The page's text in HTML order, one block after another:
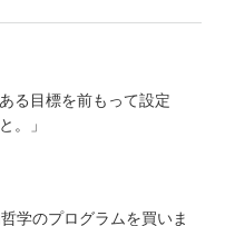
る目標を前もって設定
。」
のプログラムを買いま